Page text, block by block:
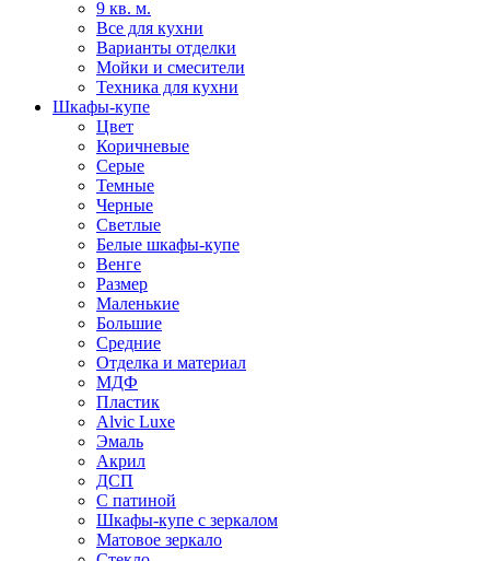
9 кв. м.
Все для кухни
Варианты отделки
Мойки и смесители
Техника для кухни
Шкафы-купе
Цвет
Коричневые
Серые
Темные
Черные
Светлые
Белые шкафы-купе
Венге
Размер
Маленькие
Большие
Средние
Отделка и материал
МДФ
Пластик
Alvic Luxe
Эмаль
Акрил
ДСП
С патиной
Шкафы-купе с зеркалом
Матовое зеркало